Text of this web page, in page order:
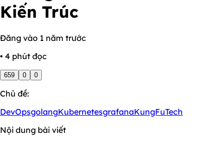
Kiến Trúc
Đăng vào 1 năm trước
• 4 phút đọc
659 0 0
Chủ đề:
DevOpsgolangKubernetesgrafanaKungFuTech
Nội dung bài viết